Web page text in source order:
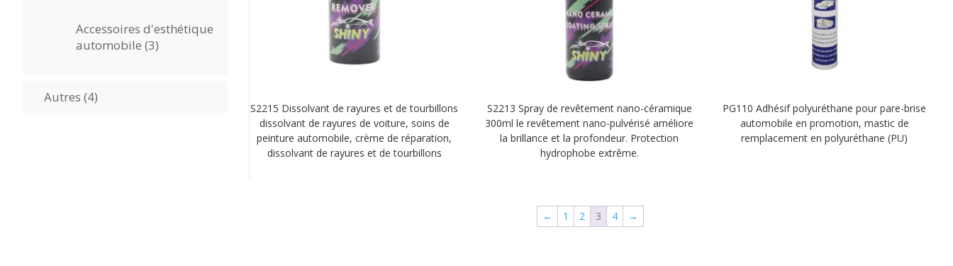
Accessoires d'esthétique
automobile 33
Autres 44
S2215 Dissolvant de rayures et de tourbillons
dissolvant de rayures de voiture, soins de
peinture automobile, crème de réparation,
dissolvant de rayures et de tourbillons
S2213 Spray de revêtement nano-céramique
300ml le revêtement nano-pulvérisé améliore
la brillance et la profondeur. Protection
hydrophobe extrême.
PG110 Adhésif polyuréthane pour pare-brise
automobile en promotion, mastic de
remplacement en polyuréthane (PU)
← 1 2 3 4 →